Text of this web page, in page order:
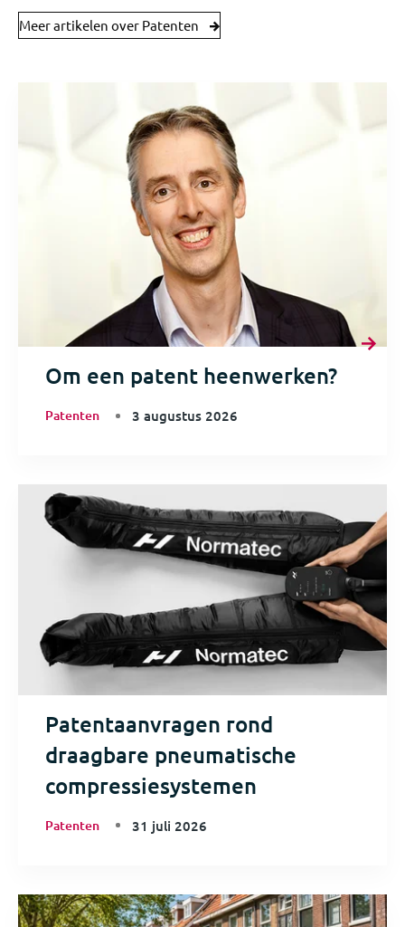
Meer artikelen over Patenten
Om een patent heenwerken?
Patenten 3 augustus 2026
Patentaanvragen rond
draagbare pneumatische
compressiesystemen
Patenten 31 juli 2026